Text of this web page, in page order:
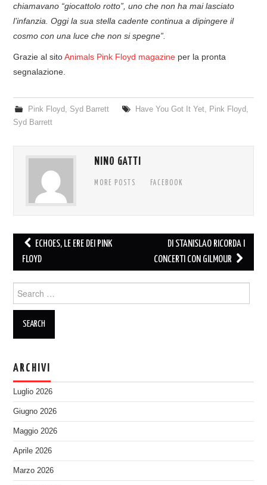
chiamavano “giocattolo rotto”, uno che non ha mai lasciato
l’infanzia. Oggi la sua stella cadente continua a dipingere il
cosmo con una luce che non si spegne”.
Grazie al sitoAnimals Pink Floyd magazine per la pronta
segnalazione.
Pink Floyd, Syd Barrett Have You Got It Yet, Pink Floyd,
Syd Barrett
NINO GATTI
MORE POSTS FACEBOOK
Post
navigation
ECHOES, LE ERE DEI PINK
FLOYD
DI STANISLAO RICORDA I
CONCERTI CON GILMOUR
for:
ARCHIVI
Luglio 2026
Giugno 2026
Maggio 2026
Aprile 2026
Marzo 2026